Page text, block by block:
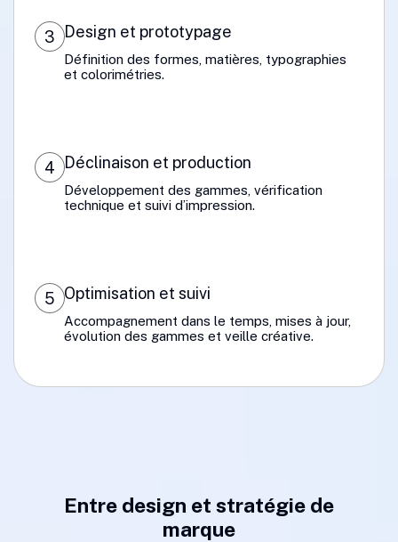
3 Design et prototypage
Définition des formes, matières, typographies
et colorimétries.
4 Déclinaison et production
Développement des gammes, vérification
technique et suivi d’impression.
5 Optimisation et suivi
Accompagnement dans le temps, mises à jour,
évolution des gammes et veille créative.
Entre design et stratégie de
marque